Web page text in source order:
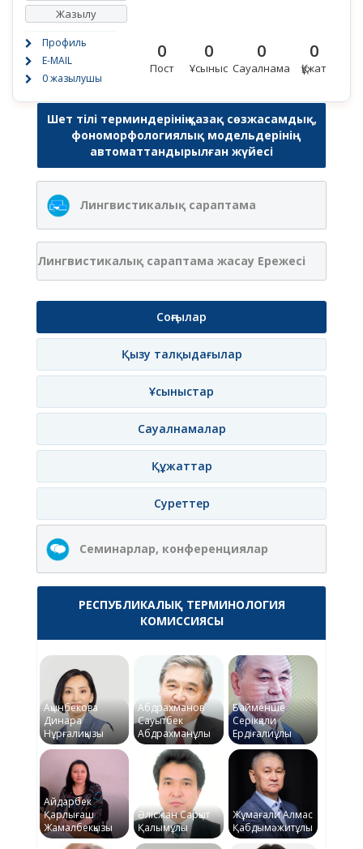
Жазылу
Профиль
E-MAIL
0 жазылушы
0
Пост
0
Ұсыныс
0
Сауалнама
0
Құжат
Шет тілі терминдерінің қазақ сөзжасамдық,
фономорфологиялық модельдерінің
автоматтандырылған жүйесі
Лингвистикалық сараптама
Лингвистикалық сараптама жасау Ережесі
Соңғылар
Қызу талқыдағылар
Ұсыныстар
Сауалнамалар
Құжаттар
Суреттер
Семинарлар, конференциялар
РЕСПУБЛИКАЛЫҚ ТЕРМИНОЛОГИЯ
КОМИССИЯСЫ
Ақынбекова
Динара
Нұрғалиқызы
Абдрахманов
Сауытбек
Абдрахманұлы
Байменше
Серікқали
Ердіғалиұлы
Айдарбек
Қарлығаш
Жамалбекқызы
Әлісжан Сарқыт
Қалымұлы
Жұмағали Алмас
Қабдымәжитұлы